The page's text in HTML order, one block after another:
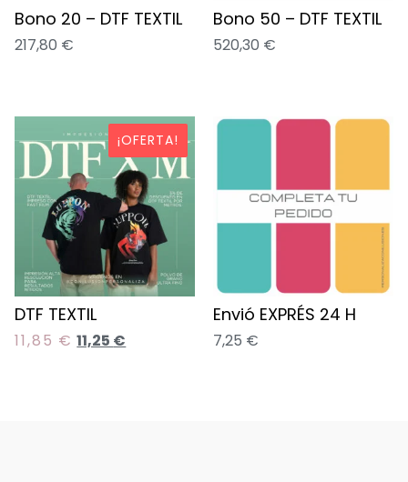
Bono 20 – DTF TEXTIL
217,80 €
Bono 50 – DTF TEXTIL
520,30 €
¡OFERTA!
DTF TEXTIL
11,85 € 11,25 €
Envió EXPRÉS 24 H
7,25 €